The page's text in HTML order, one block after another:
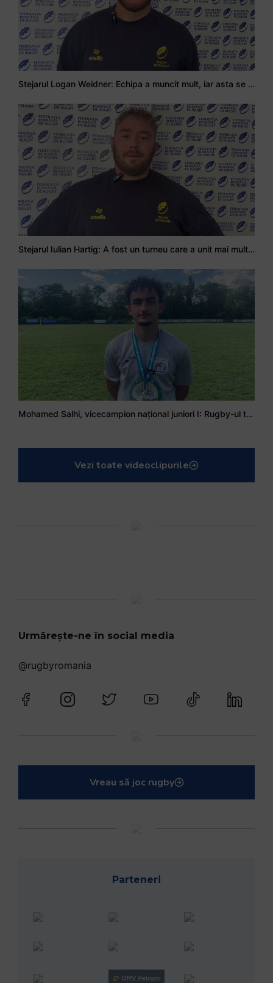
Stejarul Logan Weidner: Echipa a muncit mult, iar asta se va vedea în meciurile de la Nations Cup
Stejarul Iulian Hartig: A fost un turneu care a unit mai mult echipa
Mohamed Salhi, vicecampion național juniori I: Rugby-ul te învață să accepți și înfrângerile
Vezi toate videoclipurile
Urmărește-ne în social media
@rugbyromania
Vreau să joc rugby
Parteneri